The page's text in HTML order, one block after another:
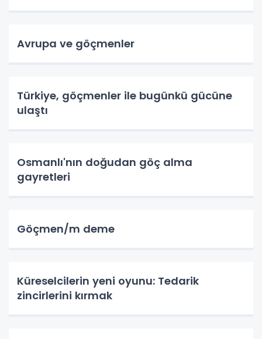
Avrupa ve göçmenler
Türkiye, göçmenler ile bugünkü gücüne
ulaştı
Osmanlı'nın doğudan göç alma
gayretleri
Göçmen/m deme
Küreselcilerin yeni oyunu: Tedarik
zincirlerini kırmak